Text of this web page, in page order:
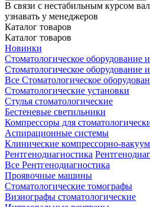
В связи с нестабильным курсом
узнавать у менеджеров
Каталог товаров
Каталог товаров
Новинки
Стоматологическое оборудование
Стоматологическое оборудование
Все Стоматологическое
Стоматологические установки
Стулья стоматологические
Бестеневые светильники
Компрессоры для
Аспирационные системы
Клинические компрессорно-
Рентгенодиагностика
Все Рентгенодиагностика
Проявочные машины
Стоматологические томографы
Визиографы стоматологические